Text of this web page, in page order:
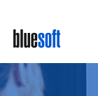
main
content